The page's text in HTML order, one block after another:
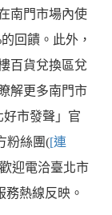
南門市場內使
回饋。此外，
百貨兌換區兌
解更多南門市
市發聲」官
粉絲團([連
迎電洽臺北市
務熱線反映。